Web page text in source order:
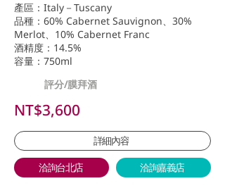
產區：Italy－Tuscany
品種：60% Cabernet Sauvignon、30%
Merlot、10% Cabernet Franc
酒精度：14.5%
容量：750ml
評分/膜拜酒
NT$3,600
詳細內容
洽詢台北店 洽詢嘉義店